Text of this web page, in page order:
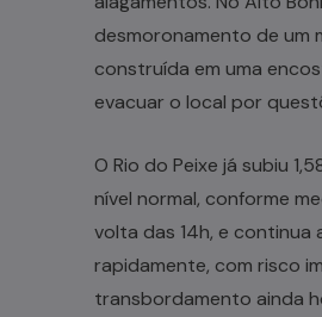
desmoronamento de um
construída em uma
evacuar o local por
O Rio do Peixe já subiu
nível normal, conforme
volta das 14h, e continua
rapidamente, com risco
transbordamento ainda